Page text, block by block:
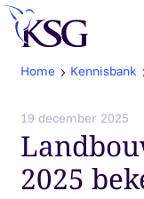
Skip to content
Home Kennisbank
19 december 2025
2025